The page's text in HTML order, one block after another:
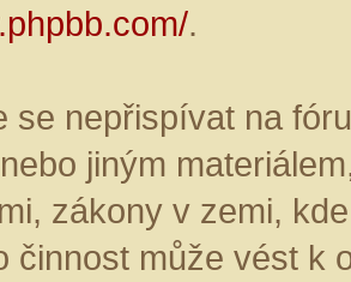
.
se nepřispívat na
jiným
zákony v zemi,
činnost může vést k